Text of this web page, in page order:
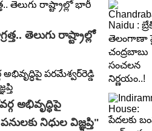
తెలుగు రాష్ట్రాల్లో
అభివృద్ధిపై
నిధుల విజ్ఞప్తి"